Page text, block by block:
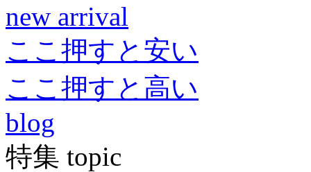
new arrival
ここ押すと安い
ここ押すと高い
blog
特集 topic